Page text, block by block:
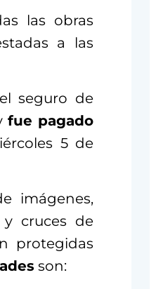
las obras
a las
seguro de
fue pagado
5 de
imágenes,
y cruces de
protegidas
son: